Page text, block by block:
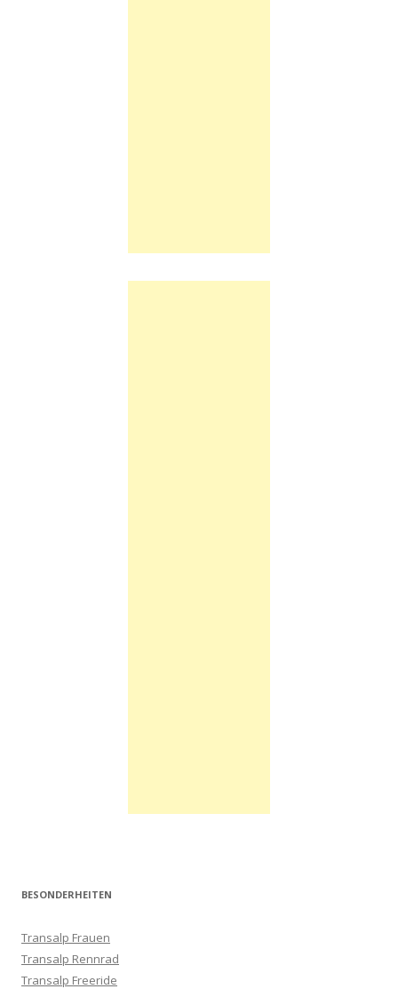
BESONDERHEITEN
Transalp Frauen
Transalp Rennrad
Transalp Freeride